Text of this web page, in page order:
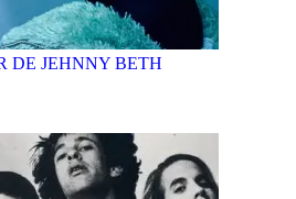
DE JEHNNY BETH